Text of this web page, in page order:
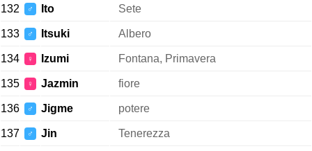
132 ♂ Ito Sete
133 ♂ Itsuki Albero
134 ♀ Izumi Fontana, Primavera
135 ♀ Jazmin fiore
136 ♂ Jigme potere
137 ♂ Jin Tenerezza